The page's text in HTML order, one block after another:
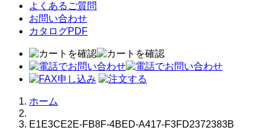
よくあるご質問
お問い合わせ
カタログPDF
ホーム
E1E3CE2E-FB8F-4BED-A417-F3FD2372383B